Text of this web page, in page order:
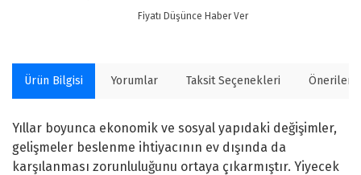
Fiyatı Düşünce Haber Ver
Ürün Bilgisi Yorumlar Taksit Seçenekleri
Yıllar boyunca ekonomik ve sosyal yapıdaki değişimler,
gelişmeler beslenme ihtiyacının ev dışında da
karşılanması zorunluluğunu ortaya çıkarmıştır. Yiyecek